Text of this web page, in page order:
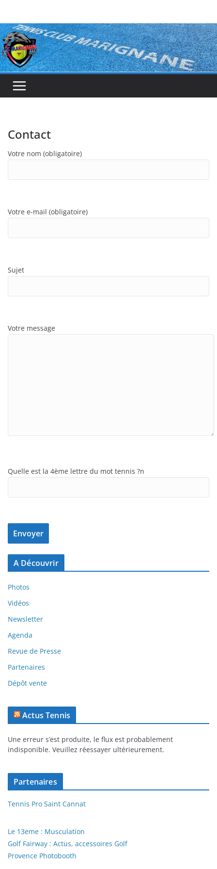
contenu
Contact
Votre nom (obligatoire)
Votre e-mail (obligatoire)
Sujet
Votre message
Quelle est la 4ème lettre du mot tennis ?n
Farmaceuticoportugues.com/Viagra-Para-Mulheres-Online-
Em-Portugal/
A Découvrir
Photos
Vidéos
Newsletter
Agenda
Revue de Presse
Partenaires
Dépôt vente
Actus Tennis
Une erreur s’est produite, le flux est probablement
indisponible. Veuillez réessayer ultérieurement.
Partenaires
Tennis Pro Saint Cannat
Le 13eme : Musculation
Golf Fairway : Actus, accessoires Golf
Provence Photobooth